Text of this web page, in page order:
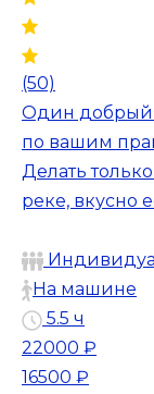
(50)
Один добрый
по вашим
Делать только
реке, вкусно
На машине
5.5 ч
22000 ₽
16500 ₽